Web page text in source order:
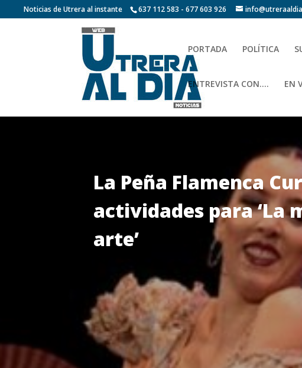
Noticias de Utrera al instante 637 112 583 - 677 603 926
PORTADA POLÍTICA
ENTREVISTA CON…. EN
La Peña Flamenca
actividades para ‘La
arte’